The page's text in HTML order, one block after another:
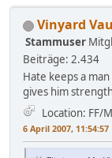
Vinyard
Stammuser
Beiträge: 2.434
Hate keeps a
gives him
Location: FF/M
6 April 2007, 11:54:57